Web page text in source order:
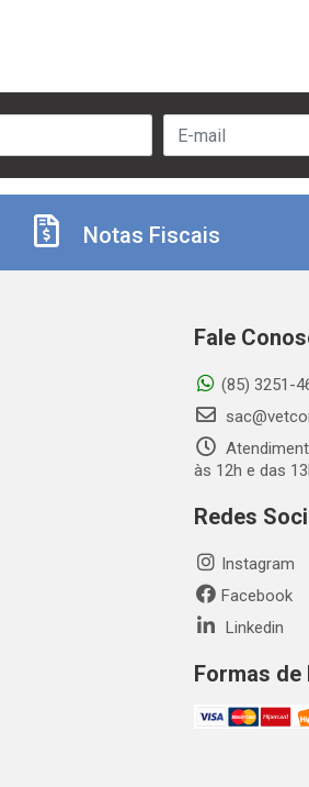
Notas Fiscais
Fale
(85) 3251-
às 12h e das
Redes
Instagram
Facebook
Linkedin
Formas de